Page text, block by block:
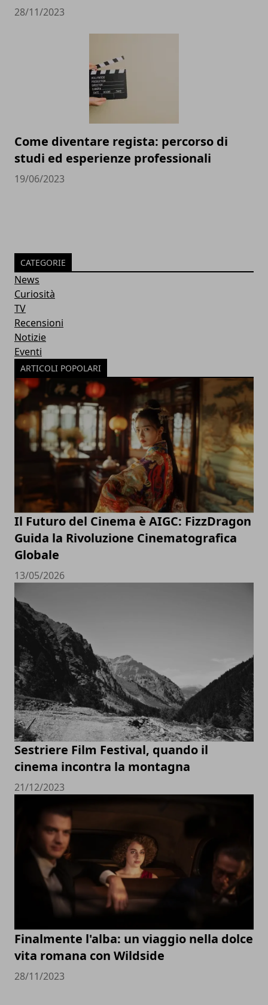
28/11/2023
Come diventare regista: percorso di
studi ed esperienze professionali
19/06/2023
CATEGORIE
News
Curiosità
TV
Recensioni
Notizie
Eventi
ARTICOLI POPOLARI
Il Futuro del Cinema è AIGC: FizzDragon
Guida la Rivoluzione Cinematografica
Globale
13/05/2026
Sestriere Film Festival, quando il
cinema incontra la montagna
21/12/2023
Finalmente l'alba: un viaggio nella dolce
vita romana con Wildside
28/11/2023